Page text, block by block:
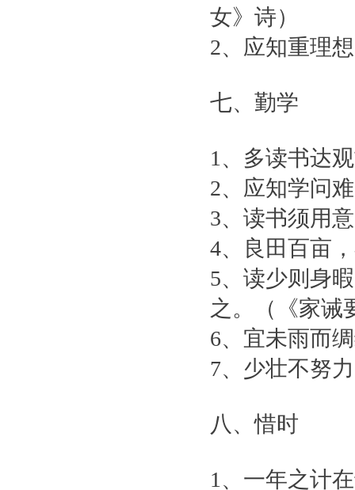
女》诗）
2、应知重理
七、勤学
1、多读书达
2、应知学问
3、读书须用
4、良田百亩
5、读少则身
之。（《家诫
6、宜未雨而
7、少壮不努
八、惜时
1、一年之计